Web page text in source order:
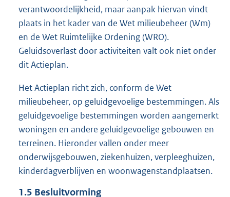
verantwoordelijkheid, maar aanpak hiervan vindt
plaats in het kader van de Wet milieubeheer (Wm)
en de Wet Ruimtelijke Ordening (WRO).
Geluidsoverlast door activiteiten valt ook niet onder
dit Actieplan.
Het Actieplan richt zich, conform de Wet
milieubeheer, op geluidgevoelige bestemmingen. Als
geluidgevoelige bestemmingen worden aangemerkt
woningen en andere geluidgevoelige gebouwen en
terreinen. Hieronder vallen onder meer
onderwijsgebouwen, ziekenhuizen, verpleeghuizen,
kinderdagverblijven en woonwagenstandplaatsen.
1.5 Besluitvorming